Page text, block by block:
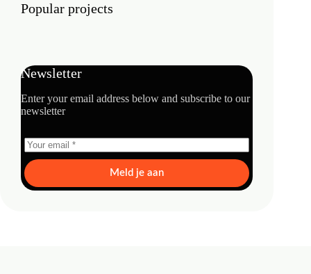
Popular projects
Newsletter
Enter your email address below and subscribe to our
newsletter
Meld je aan